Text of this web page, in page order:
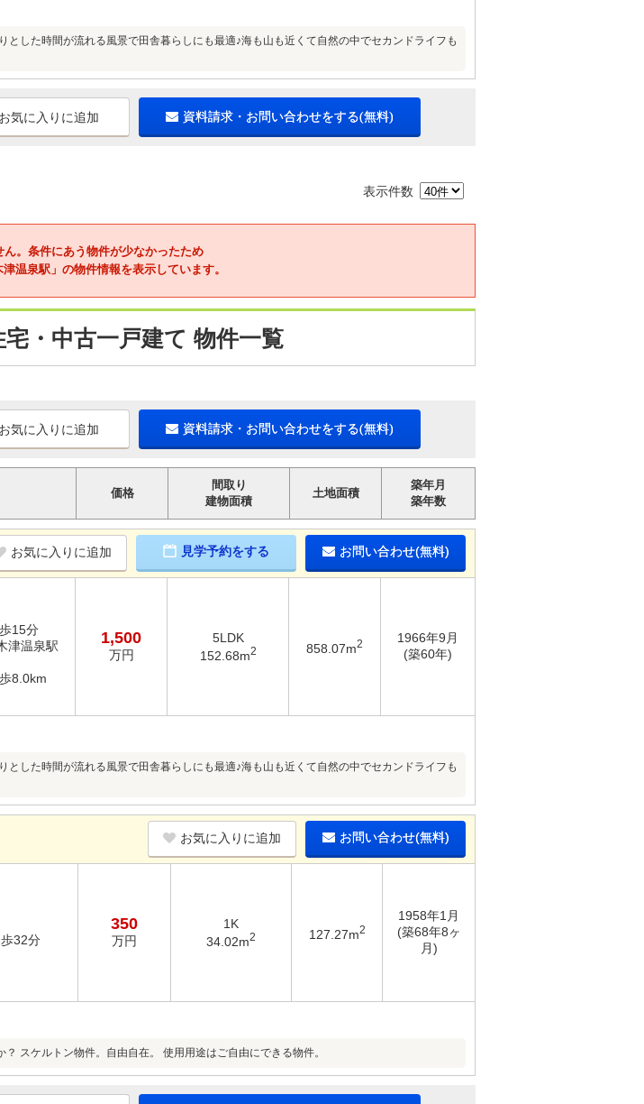
とした時間が流れる風景で田舎暮らしにも最適♪海も山も近くて自然の中でセカンドライフも
お気に入りに追加 資料請求・お問い合わせをする(無料)
表示件数
ん。条件にあう物件が少なかったため
温泉駅」の物件情報を表示しています。
・中古一戸建て 物件一覧
お気に入りに追加 資料請求・お問い合わせをする(無料)
価格
間取り
建物面積
土地面積
築年月
築年数
お気に入りに追加 見学予約をする お問い合わせ(無料)
15分
津温泉駅
8.0km
1,500
万円
5LDK
152.68m2 858.07m2
1966年9月
(築60年)
とした時間が流れる風景で田舎暮らしにも最適♪海も山も近くて自然の中でセカンドライフも
お気に入りに追加 お問い合わせ(無料)
32分
350
万円
1K
34.02m2 127.27m2
1958年1月
(築68年8ヶ
月)
スケルトン物件。自由自在。 使用用途はご自由にできる物件。